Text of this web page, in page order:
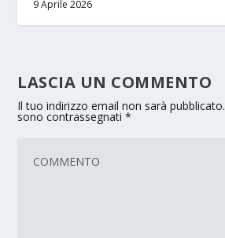
9 Aprile 2026
LASCIA UN COMMENTO
Il tuo indirizzo email non sarà pubblicato.
sono contrassegnati*